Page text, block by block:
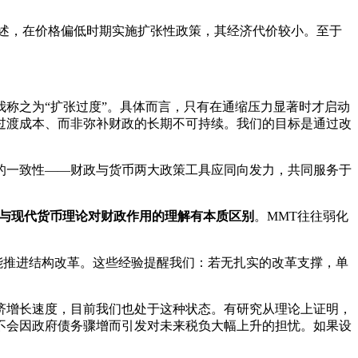
在价格偏低时期实施扩张性政策，其经济代价较小。至于
之为“扩张过度”。具体而言，只有在通缩压力显著时才启动
成本、而非弥补财政的长期不可持续。我们的目标是通过改
一致性——财政与货币两大政策工具应同向发力，共同服务于
现代货币理论对财政作用的理解有本质区别 。MMT往往弱化
进结构改革。这些经验提醒我们：若无扎实的改革支撑，单
长速度，目前我们也处于这种状态。有研究从理论上证明，
因政府债务骤增而引发对未来税负大幅上升的担忧。如果设